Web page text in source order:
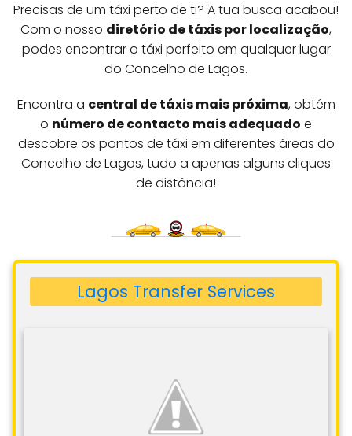
Precisas de um táxi perto de ti? A tua busca acabou!
Com o nosso diretório de táxis por localização,
podes encontrar o táxi perfeito em qualquer lugar
do Concelho de Lagos.
Encontra a central de táxis mais próxima, obtém
o número de contacto mais adequado e
descobre os pontos de táxi em diferentes áreas do
Concelho de Lagos, tudo a apenas alguns cliques
de distância!
Lagos Transfer Services